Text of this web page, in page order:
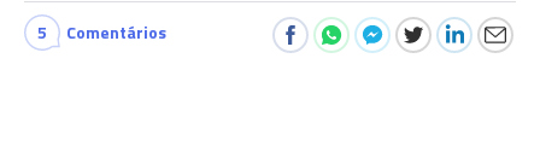
5 Comentários